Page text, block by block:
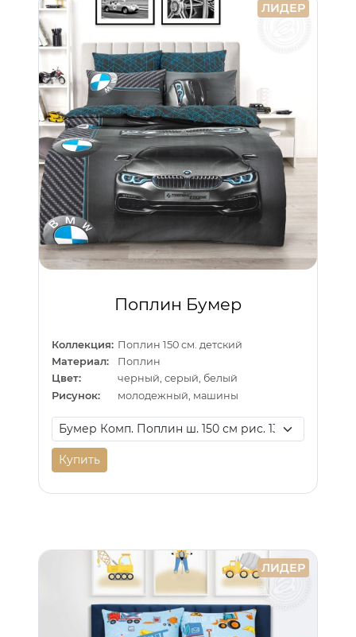
ЛИДЕР
Поплин Бумер
Коллекция: Поплин 150 см. детский
Материал:
Поплин
Цвет:
черный, серый, белый
Рисунок:
молодежный, машины
Купить
ЛИДЕР